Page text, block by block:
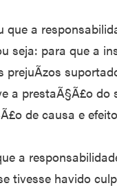
que a
seja: para que a
prejuÃ­zos
a prestaÃ§Ã£o do
de causa e
a
tivesse havido